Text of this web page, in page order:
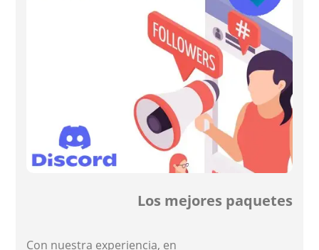
Los mejores paquetes
Con nuestra experiencia, en